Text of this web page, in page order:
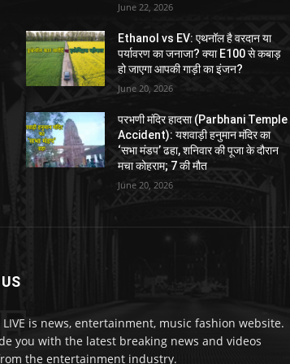
June 22, 2026
Ethanol vs EV: एथनॉल है वरदान या
पर्यावरण का जनाजा? क्या E100 से कबाड़
हो जाएगा आपकी गाड़ी का इंजन?
June 20, 2026
परभणी मंदिर हादसा (Parbhani Temple
Accident): यशवाड़ी हनुमान मंदिर का
‘सभा मंडप’ ढहा, शनिवार की पूजा के दौरान
मचा कोहराम; 7 की मौत
June 20, 2026
LIVE is news, entertainment, music fashion website.
you with the latest breaking news and videos
the entertainment industry.